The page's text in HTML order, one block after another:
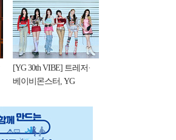
[YG 30th VIBE] 트레저·
베이비몬스터, YG